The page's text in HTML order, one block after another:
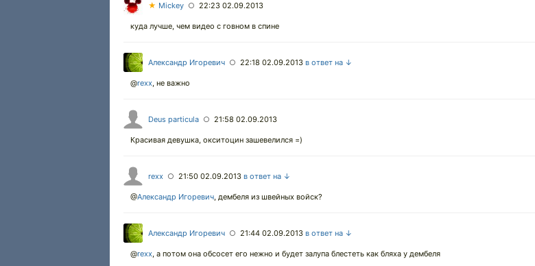
★ Mickey ○ 22:23 02.09.2013
куда лучше, чем видео с говном в спине
Александр Игоревич ○ 22:18 02.09.2013 в ответ на ↓
@rexx, не важно
Deus particula ○ 21:58 02.09.2013
Красивая девушка, окситоцин зашевелился =)
rexx ○ 21:50 02.09.2013 в ответ на ↓
@Александр Игоревич, дембеля из швейных войск?
Александр Игоревич ○ 21:44 02.09.2013 в ответ на ↓
@rexx, а потом она обсосет его нежно и будет залупа блестеть как бляха у дембеля